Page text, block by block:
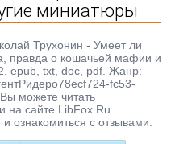
миниатюры
Трухонин - Умеет ли
правда о кошачьей мафии и
epub, txt, doc, pdf. Жанр:
fc53-
можете читать
на сайте LibFox.Ru
ознакомиться с отзывами.